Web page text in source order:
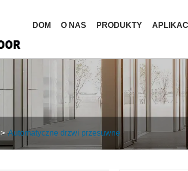
DOM O NAS PRODUKTY
Automatyczne drzwi przesuwne